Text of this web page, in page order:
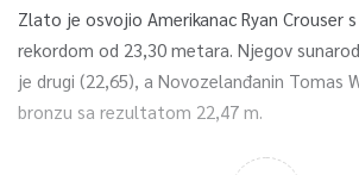
Zlato je osvojio Amerikanac Ryan Crouser
rekordom od 23,30 metara. Njegov
je drugi (22,65), a Novozelanđanin Tomas
bronzu sa rezultatom 22,47 m.